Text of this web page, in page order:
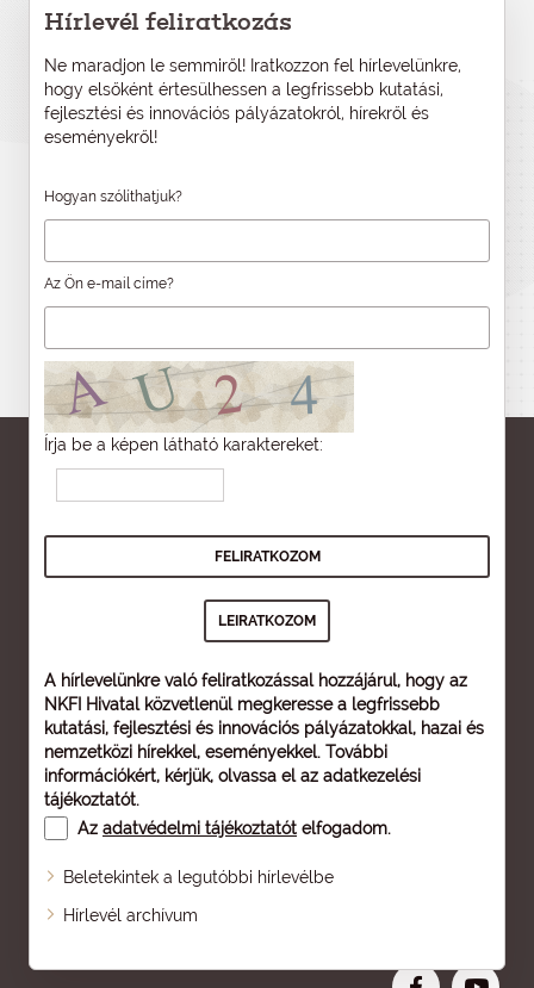
Hírlevél feliratkozás
Ne maradjon le semmiről! Iratkozzon fel hírlevelünkre,
hogy elsőként értesülhessen a legfrissebb kutatási,
fejlesztési és innovációs pályázatokról, hírekről és
eseményekről!
Hogyan szólíthatjuk?
Az Ön e-mail címe?
Írja be a képen látható karaktereket:
A hírlevelünkre való feliratkozással hozzájárul, hogy az
NKFI Hivatal közvetlenül megkeresse a legfrissebb
kutatási, fejlesztési és innovációs pályázatokkal, hazai és
nemzetközi hírekkel, eseményekkel. További
információkért, kérjük, olvassa el az adatkezelési
tájékoztatót.
Az adatvédelmi tájékoztatót elfogadom.
Beletekintek a legutóbbi hírlevélbe
Hírlevél archívum
Oldaltérkép